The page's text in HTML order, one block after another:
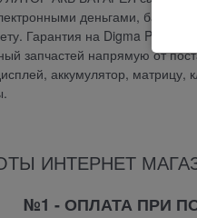
деньгами,
Гарантия на Digma
запчастей напрямую от
аккумулятор, матрицу,
ИНТЕРНЕТ
№1 - ОПЛАТА ПРИ